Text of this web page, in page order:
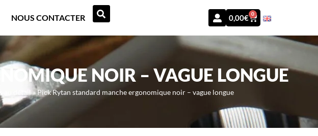
NOUS CONTACTER 0,00€ 0
NOIR – VAGUE LONGUE
au détail »Pick Rytan standard manche ergonomique noir – vague longue